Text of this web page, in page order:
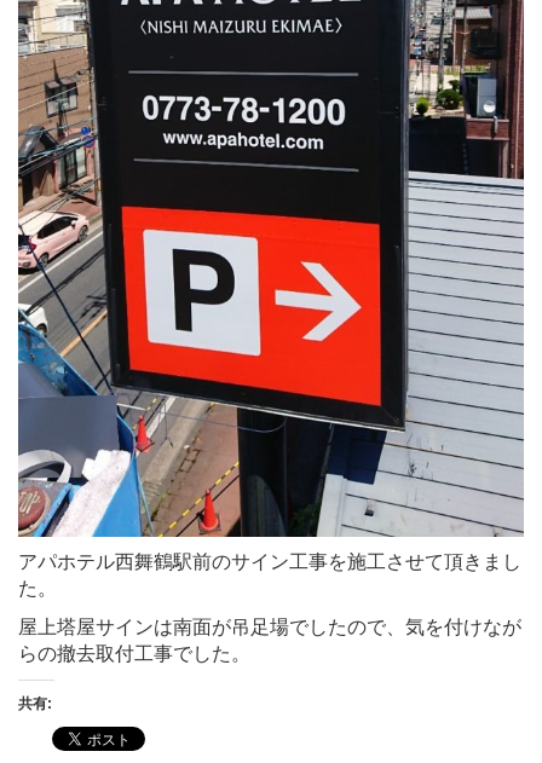
アパホテル西舞鶴駅前のサイン工事を施工させて頂きまし
た。
屋上塔屋サインは南面が吊足場でしたので、気を付けなが
らの撤去取付工事でした。
共有: